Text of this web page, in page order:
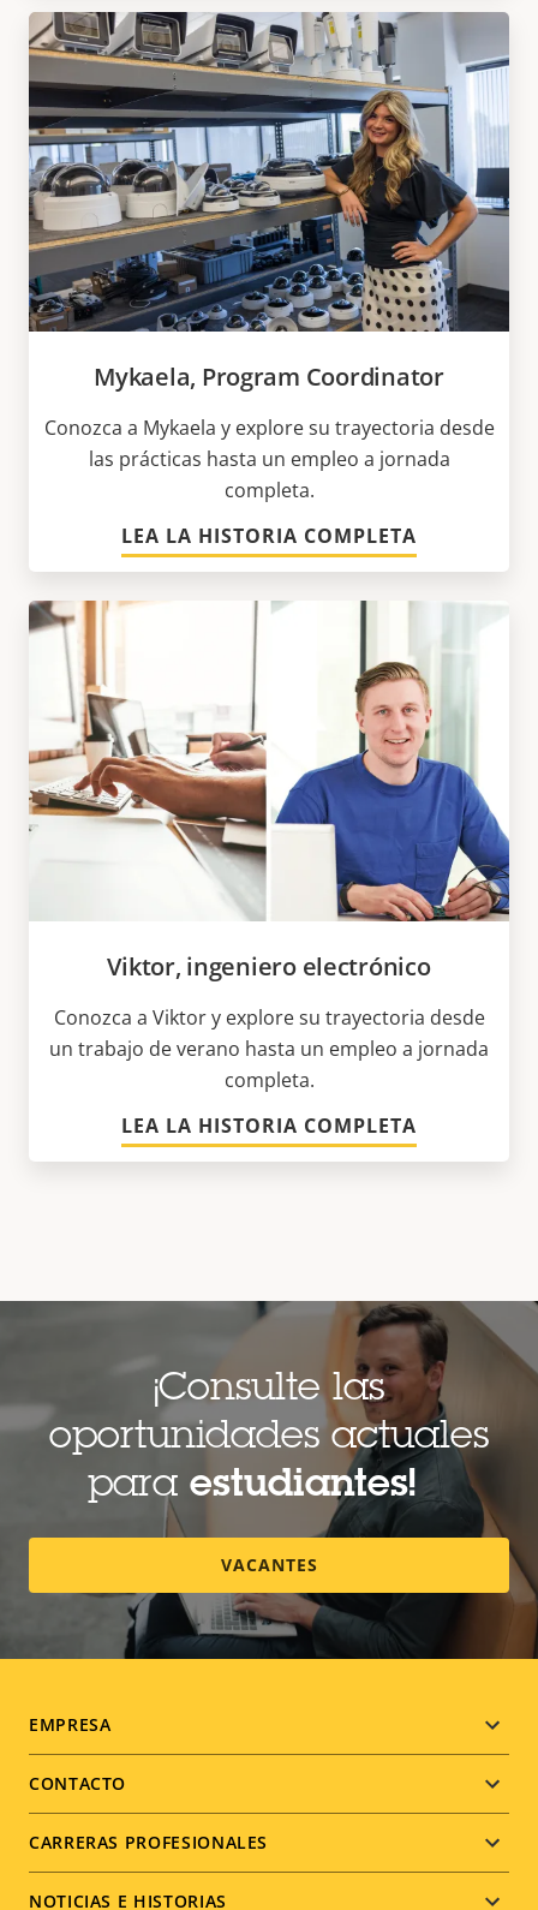
Mykaela, Program Coordinator
Conozca a Mykaela y explore su trayectoria desde
las prácticas hasta un empleo a jornada
completa.
LEA LA HISTORIA COMPLETA
Viktor, ingeniero electrónico
Conozca a Viktor y explore su trayectoria desde
un trabajo de verano hasta un empleo a jornada
completa.
LEA LA HISTORIA COMPLETA
¡Consulte las
oportunidades actuales
para estudiantes!
VACANTES
Footer
menu
EMPRESA
CONTACTO
CARRERAS PROFESIONALES
NOTICIAS E HISTORIAS